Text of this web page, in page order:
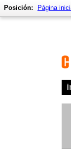
Posición: Página